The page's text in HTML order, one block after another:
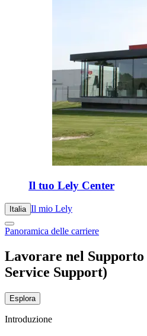
Il tuo Lely Center
Italia Il mio Lely
Panoramica delle carriere
Lavorare nel
Service Support)
Esplora
Introduzione